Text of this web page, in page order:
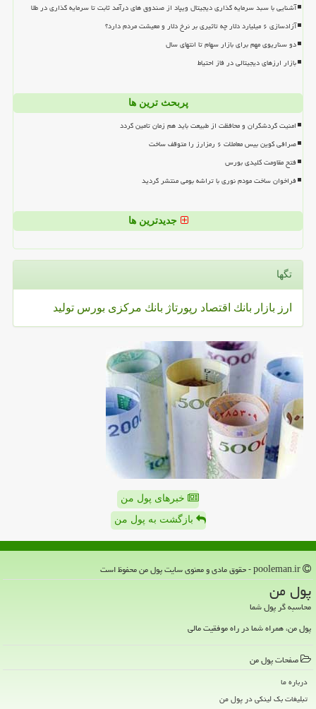
آشنایی با سبد سرمایه گذاری دیجیتال ویپاد از صندوق های درآمد ثابت تا سرمایه گذاری در طلا
آزادسازی ۶ میلیارد دلار چه تاثیری بر نرخ دلار و معیشت مردم دارد؟
دو سناریوی مهم برای بازار سهام تا انتهای سال
بازار ارزهای دیجیتالی در فاز احتیاط
پربحث ترین ها
امنیت گردشگران و محافظت از طبیعت باید هم زمان تامین گردد
صرافی کوین بیس معاملات ۶ رمزارز را متوقف ساخت
فتح مقاومت کلیدی بورس
فراخوان ساخت مودم نوری با تراشه بومی منتشر گردید
جدیدترین ها
تگها
ارز بازار بانك اقتصاد رپورتاژ بانك مركزی بورس تولید
خبرهای پول من
بازگشت به پول من
پول من
محاسبه گر پول شما
پول من، همراه شما در راه موفقیت مالی
صفحات پول من
درباره ما
تبلیغات بک لینکی در پول من